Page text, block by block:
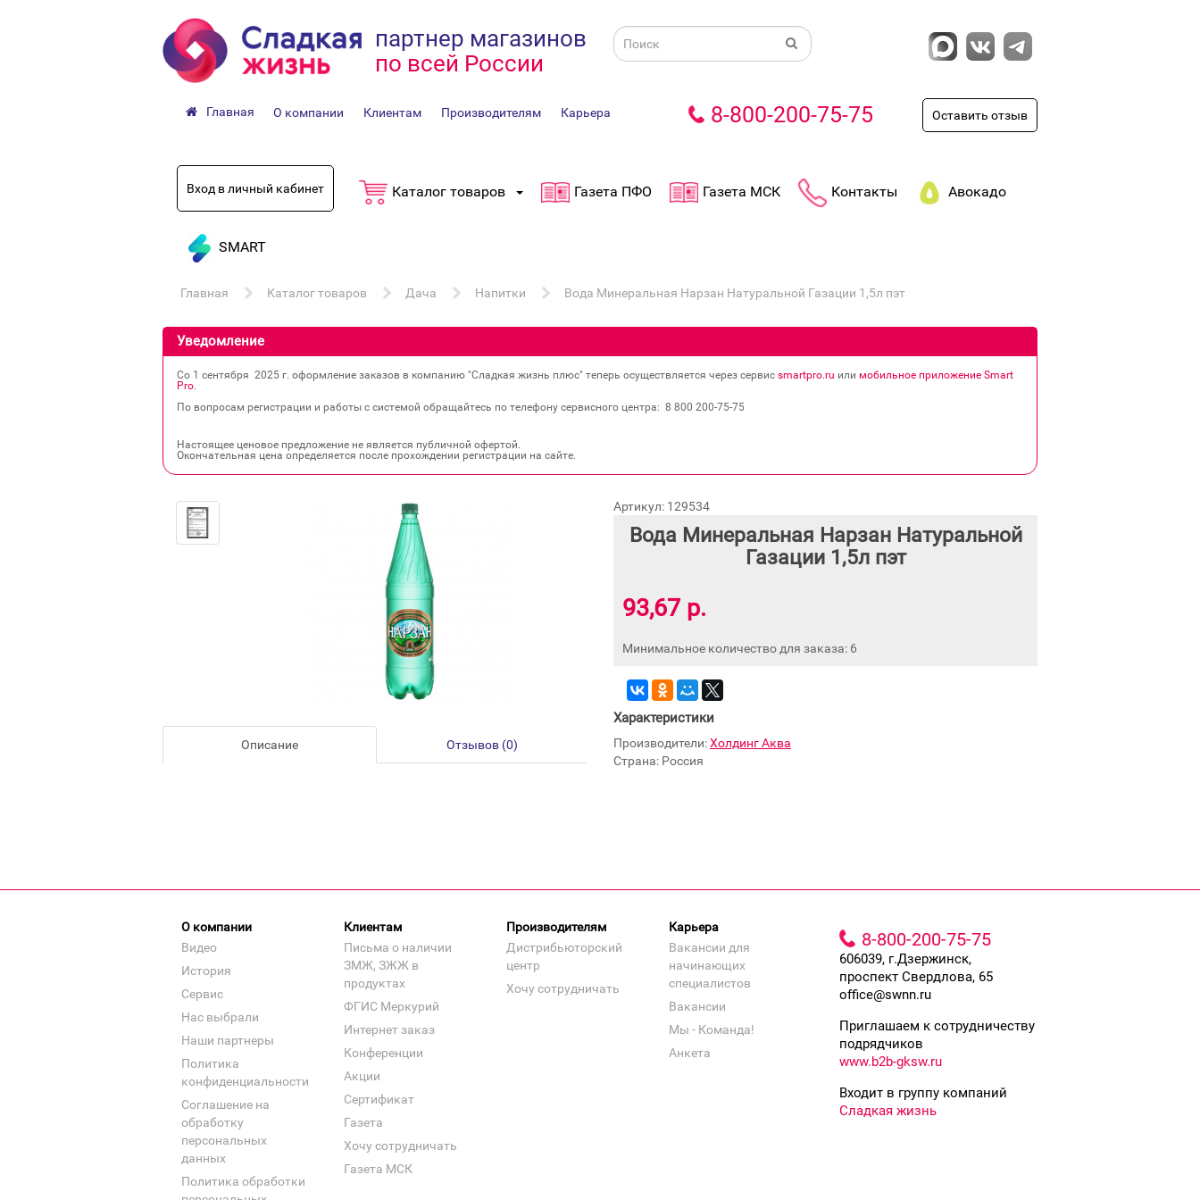
партнер магазинов
по всей России
Главная О компании Клиентам Производителям Карьера 8-800-200-75-75 Оставить отзыв
Вход в личный кабинет Каталог товаров Газета ПФО Газета МСК Контакты Авокадо
SMART
Главная Каталог товаров Дача Напитки Вода Минеральная Нарзан Натуральной Газации 1,5л пэт
Уведомление
Со 1 сентября 2025 г. оформление заказов в компанию "Сладкая жизнь плюс" теперь осуществляется через сервис smartpro.ru или мобильное приложение Smart
Pro.
По вопросам регистрации и работы с системой обращайтесь по телефону сервисного центра: 8 800 200‐75‐75
Настоящее ценовое предложение не является публичной офертой.
Окончательная цена определяется после прохождении регистрации на сайте.
Описание Отзывов (0)
Артикул: 129534
Вода Минеральная Нарзан Натуральной
Газации 1,5л пэт
93,67 р.
Минимальное количество для заказа: 6
Характеристики
Производители:Холдинг Аква
Страна: Россия
О компании
Видео
История
Сервис
Нас выбрали
Наши партнеры
Политика
конфиденциальности
Соглашение на
обработку
персональных
данных
Политика обработки
Клиентам
Письма о наличии
ЗМЖ, ЗЖЖ в
продуктах
ФГИС Меркурий
Интернет заказ
Конференции
Акции
Сертификат
Газета
Хочу сотрудничать
Газета МСК
Производителям
Дистрибьюторский
центр
Хочу сотрудничать
Карьера
Вакансии для
начинающих
специалистов
Вакансии
Мы - Команда!
Анкета
8-800-200-75-75
606039, г.Дзержинск,
проспект Свердлова, 65
office@swnn.ru
Приглашаем к сотрудничеству
подрядчиков
www.b2b-gksw.ru
Входит в группу компаний
Сладкая жизнь